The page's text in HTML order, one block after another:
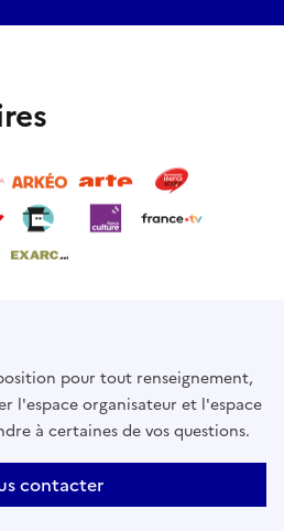
pour tout renseignement,
l'espace organisateur et l'espace
à certaines de vos questions.
contacter